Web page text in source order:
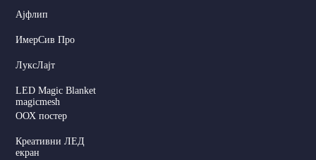
Ајфлип
ИмерСив Про
ЛуксЛајт
LED Magic Blanket
magicmesh
ООХ постер
Креативни ЛЕД
екран